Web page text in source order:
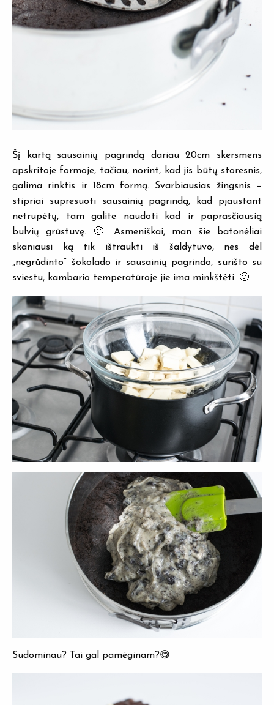
Šį kartą sausainių pagrindą dariau 20cm skersmens
apskritoje formoje, tačiau, norint, kad jis būtų storesnis,
galima rinktis ir 18cm formą. Svarbiausias žingsnis –
stipriai supresuoti sausainių pagrindą, kad pjaustant
netrupėtų, tam galite naudoti kad ir paprasčiausią
bulvių grūstuvę. 🙂 Asmeniškai, man šie batonėliai
skaniausi ką tik ištraukti iš šaldytuvo, nes dėl
„negrūdinto” šokolado ir sausainių pagrindo, surišto su
sviestu, kambario temperatūroje jie ima minkštėti. 🙂
Sudominau? Tai gal pamėginam?😋